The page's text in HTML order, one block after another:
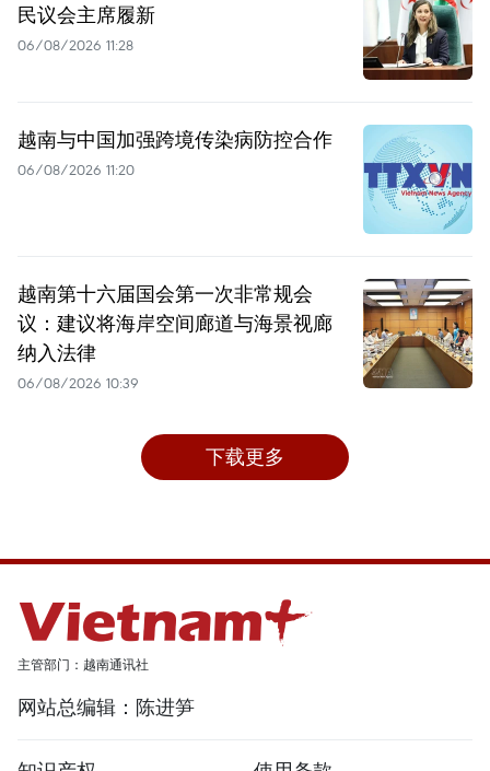
民议会主席履新
06/08/2026 11:28
越南与中国加强跨境传染病防控合作
06/08/2026 11:20
越南第十六届国会第一次非常规会
议：建议将海岸空间廊道与海景视廊
纳入法律
06/08/2026 10:39
下载更多
主管部门：越南通讯社
网站总编辑：陈进笋